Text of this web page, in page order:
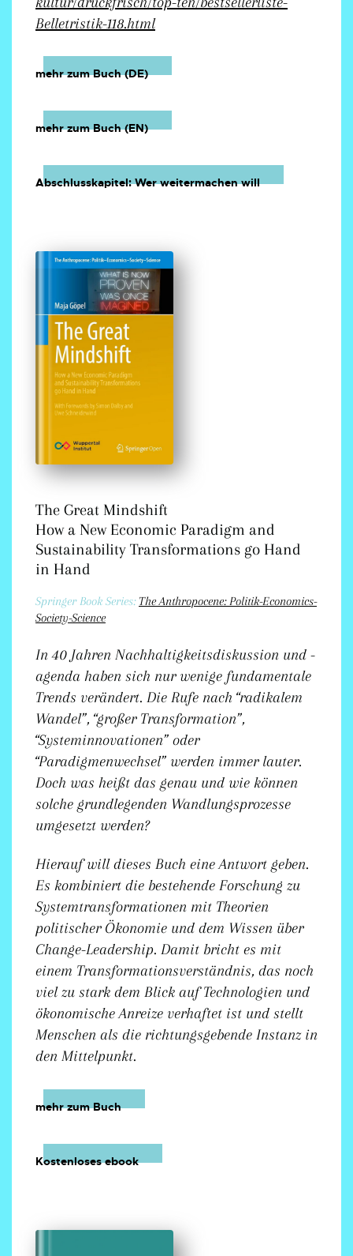
Belletristik-118.html
mehr zum Buch (DE)
mehr zum Buch (EN)
Abschlusskapitel: Wer weitermachen will
The Great Mindshift
How a New Economic Paradigm and
Sustainability Transformations go Hand
in Hand
Springer Book Series: The Anthropocene: Politik-Economics-
Society-Science
In 40 Jahren Nachhaltigkeitsdiskussion und -
agenda haben sich nur wenige fundamentale
Trends verändert. Die Rufe nach “radikalem
Wandel”, “großer Transformation”,
“Systeminnovationen” oder
“Paradigmenwechsel” werden immer lauter.
Doch was heißt das genau und wie können
solche grundlegenden Wandlungsprozesse
umgesetzt werden?
Hierauf will dieses Buch eine Antwort geben.
Es kombiniert die bestehende Forschung zu
Systemtransformationen mit Theorien
politischer Ökonomie und dem Wissen über
Change-Leadership. Damit bricht es mit
einem Transformationsverständnis, das noch
viel zu stark dem Blick auf Technologien und
ökonomische Anreize verhaftet ist und stellt
Menschen als die richtungsgebende Instanz in
den Mittelpunkt.
mehr zum Buch
Kostenloses ebook